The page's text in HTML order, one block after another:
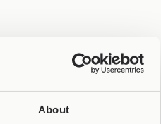
About